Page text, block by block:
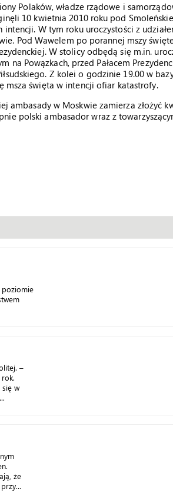
Polaków, władze rządowe i
10 kwietnia 2010 roku pod
W tym roku uroczystości z
Pod Wawelem po porannej mszy
W stolicy odbędą się m.in.
na Powązkach, przed Pałacem
Z kolei o godzinie 19.00 w
msza święta w intencji ofiar katastrofy.
ambasady w Moskwie zamierza złożyć
polski ambasador wraz z
poziomie
–
rok.
się w
że